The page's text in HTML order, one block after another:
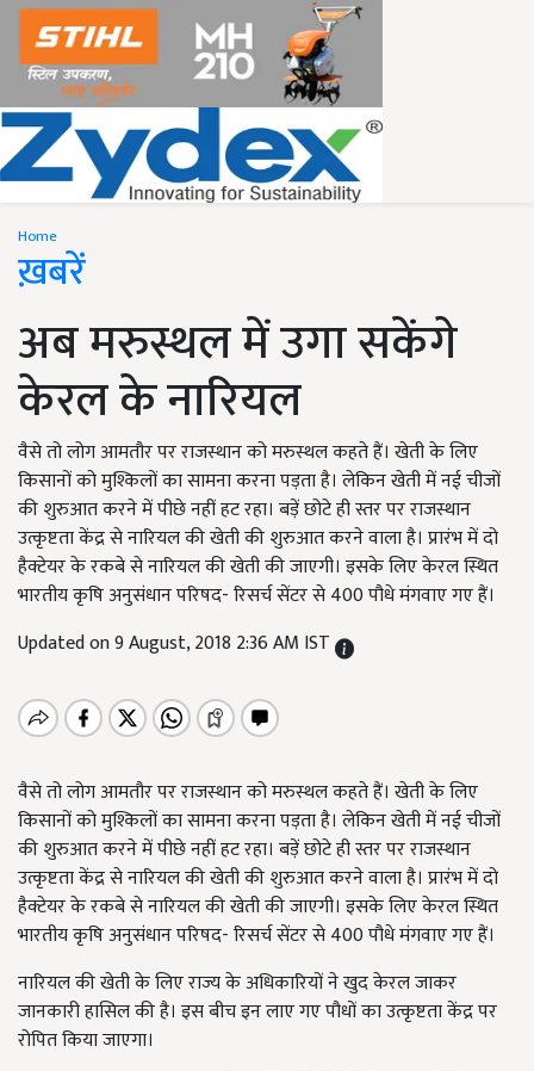
Home
ख़बरें
अब मरुस्थल में उगा सकेंगे
केरल के नारियल
वैसे तो लोग आमतौर पर राजस्थान को मरुस्थल कहते हैं। खेती के लिए
किसानों को मुश्किलों का सामना करना पड़ता है। लेकिन खेती में नई चीजों
की शुरुआत करने में पीछे नहीं हट रहा। बड़ें छोटे ही स्तर पर राजस्थान
उत्कृष्टता केंद्र से नारियल की खेती की शुरुआत करने वाला है। प्रारंभ में दो
हैक्टेयर के रकबे से नारियल की खेती की जाएगी। इसके लिए केरल स्थित
भारतीय कृषि अनुसंधान परिषद- रिसर्च सेंटर से 400 पौधे मंगवाए गए हैं।
Updated on 9 August, 2018 2:36 AM IST
वैसे तो लोग आमतौर पर राजस्थान को मरुस्थल कहते हैं। खेती के लिए
किसानों को मुश्किलों का सामना करना पड़ता है। लेकिन खेती में नई चीजों
की शुरुआत करने में पीछे नहीं हट रहा। बड़ें छोटे ही स्तर पर राजस्थान
उत्कृष्टता केंद्र से नारियल की खेती की शुरुआत करने वाला है। प्रारंभ में दो
हैक्टेयर के रकबे से नारियल की खेती की जाएगी। इसके लिए केरल स्थित
भारतीय कृषि अनुसंधान परिषद- रिसर्च सेंटर से 400 पौधे मंगवाए गए हैं।
नारियल की खेती के लिए राज्य के अधिकारियों ने खुद केरल जाकर
जानकारी हासिल की है। इस बीच इन लाए गए पौधों का उत्कृष्टता केंद्र पर
रोपित किया जाएगा।